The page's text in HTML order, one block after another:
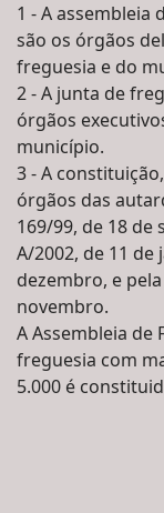
1 - A assembleia
são os órgãos
freguesia e do
2 - A junta de
órgãos
município.
3 - A
órgãos das
169/99, de 18 de
A/2002, de 11 de
dezembro, e
novembro.
A Assembleia de
freguesia com
5.000 é